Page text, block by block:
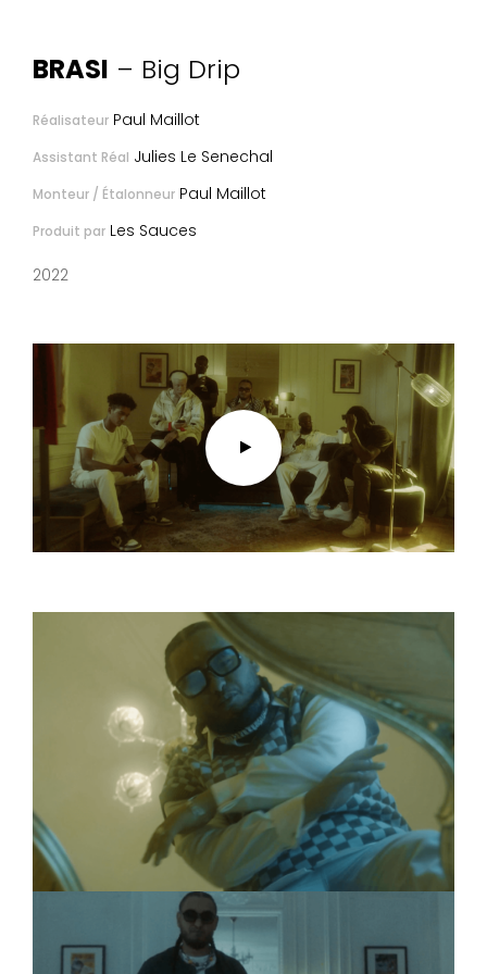
BRASI – Big Drip
Réalisateur Paul Maillot
Assistant Réal Julies Le Senechal
Monteur / Étalonneur Paul Maillot
Produit par Les Sauces
2022